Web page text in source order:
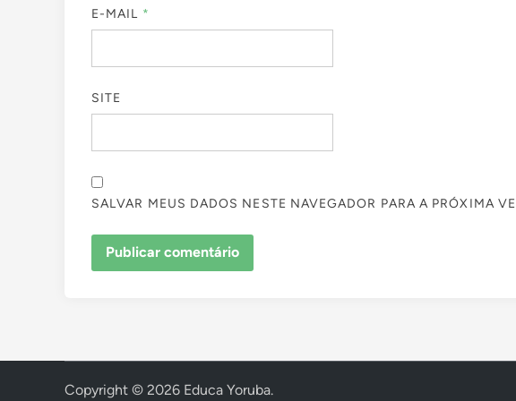
E-MAIL *
SITE
SALVAR MEUS DADOS NESTE NAVEGADOR PARA A PRÓXIMA
Copyright © 2026 Educa Yoruba.